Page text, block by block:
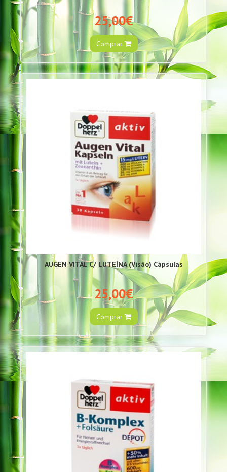
25,00€
Comprar
AUGEN VITAL C/ LUTEÍNA (Visão) Cápsulas
25,00€
Comprar